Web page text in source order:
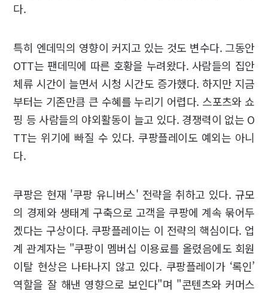
다.
특히 엔데믹의 영향이 커지고 있는 것도 변수다. 그동안
OTT는 팬데믹에 따른 호황을 누려왔다. 사람들의 집안
체류 시간이 늘면서 시청 시간도 증가했다. 하지만 지금
부터는 기존만큼 큰 수혜를 누리기 어렵다. 스포츠와 쇼
핑 등 사람들의 야외활동이 늘고 있다. 경쟁력이 없는 O
TT는 위기에 빠질 수 있다. 쿠팡플레이도 예외는 아니
다.
쿠팡은 현재 '쿠팡 유니버스' 전략을 취하고 있다. 규모
의 경제와 생태계 구축으로 고객을 쿠팡에 계속 묶어두
겠다는 구상이다. 쿠팡플레이는 이 전략의 핵심이다. 업
계 관계자는 "쿠팡이 멤버십 이용료를 올렸음에도 회원
이탈 현상은 나타나지 않고 있다. 쿠팡플레이가 ‘록인’
역할을 잘 해낸 영향으로 보인다"며 "콘텐츠와 커머스